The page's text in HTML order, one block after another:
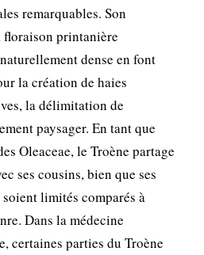
remarquables. Son
printanière
dense en font
la création de haies
la délimitation de
paysager. En tant que
Oleaceae, le Troène partage
ses cousins, bien que ses
limités comparés à
Dans la médecine
certaines parties du Troène